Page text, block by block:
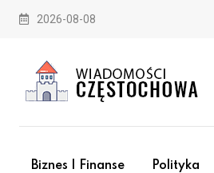
Skip
2026-08-08
Biznes I Finanse Polityka